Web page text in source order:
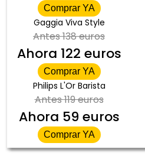
Comprar YA
Gaggia Viva Style
Antes138 euros
Ahora 122 euros
Comprar YA
Philips L'Or Barista
Antes119 euros
Ahora 59 euros
Comprar YA